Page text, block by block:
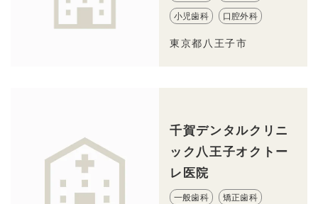
小児歯科 口腔外科
東京都八王子市
千賀デンタルクリニ
ック八王子オクトー
レ医院
一般歯科 矯正歯科